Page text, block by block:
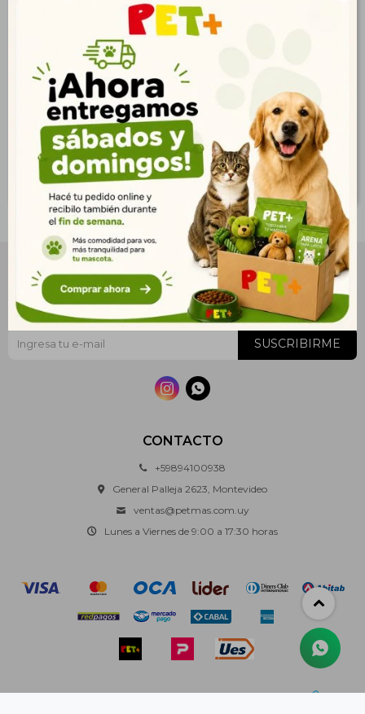
Pro Plan Reducido
Calorías Pequeño 3kg |
Control de Peso
1.841
$ 1.330
$ 1.491
Pro Plan Perro Reduced
Calories Raza Med/Gde
$ 1.329
$ 1.490
CONTACTO
+59894100938
General Palleja 2623, Montevideo
ventas@petmas.com.uy
Lunes a Viernes de 9:00 a 17:30 horas
NEWSLETTER
¡Suscribite y recibí todas nuestras novedades!
SUSCRIBIRME
 